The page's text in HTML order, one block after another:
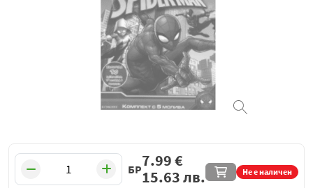
БР Не е наличен
7.99€
15.63лв.